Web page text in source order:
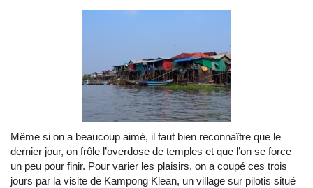
Même si on a beaucoup aimé, il faut bien reconnaître que le
dernier jour, on frôle l’overdose de temples et que l’on se force
un peu pour finir. Pour varier les plaisirs, on a coupé ces trois
jours par la visite de Kampong Klean, un village sur pilotis situé